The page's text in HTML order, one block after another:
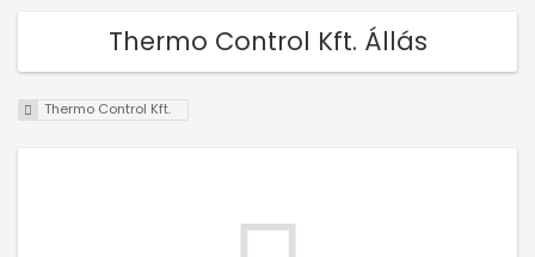
Thermo Control Kft. Állás
Thermo Control Kft.